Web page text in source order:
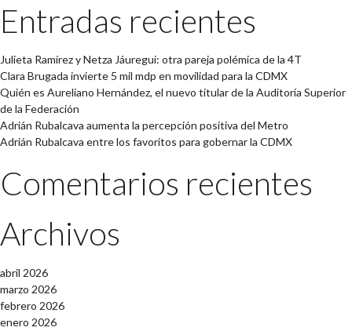
Entradas recientes
Julieta Ramírez y Netza Jáuregui: otra pareja polémica de la 4T
Clara Brugada invierte 5 mil mdp en movilidad para la CDMX
Quién es Aureliano Hernández, el nuevo titular de la Auditoría Superior
de la Federación
Adrián Rubalcava aumenta la percepción positiva del Metro
Adrián Rubalcava entre los favoritos para gobernar la CDMX
Comentarios recientes
Archivos
abril 2026
marzo 2026
febrero 2026
enero 2026